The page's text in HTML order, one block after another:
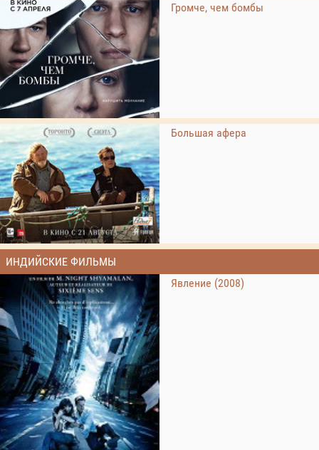
Громче, чем бомбы
Большая афера
ИНДИЙСКИЕ ФИЛЬМЫ
Явление (2008)